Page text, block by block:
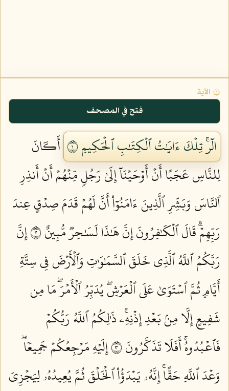
۞ الآية
فتح في المصحف
الٓرۚ تِلۡكَ ءَايَٰتُ ٱلۡكِتَٰبِ ٱلۡحَكِيمِ ١
أَكَانَ
لِلنَّاسِ عَجَبًا أَنۡ أَوۡحَيۡنَآ إِلَىٰ رَجُلٖ مِّنۡهُمۡ أَنۡ أَنذِرِ
ٱلنَّاسَ وَبَشِّرِ ٱلَّذِينَ ءَامَنُوٓاْ أَنَّ لَهُمۡ قَدَمَ صِدۡقٍ عِندَ
رَبِّهِمۡۗ قَالَ ٱلۡكَٰفِرُونَ إِنَّ هَٰذَا لَسَٰحِرٞ مُّبِينٌ ٢
إِنَّ
رَبَّكُمُ ٱللَّهُ ٱلَّذِي خَلَقَ ٱلسَّمَٰوَٰتِ وَٱلۡأَرۡضَ فِي سِتَّةِ
أَيَّامٖ ثُمَّ ٱسۡتَوَىٰ عَلَى ٱلۡعَرۡشِۖ يُدَبِّرُ ٱلۡأَمۡرَۖ مَا مِن
شَفِيعٍ إِلَّا مِنۢ بَعۡدِ إِذۡنِهِۦۚ ذَٰلِكُمُ ٱللَّهُ رَبُّكُمۡ
فَٱعۡبُدُوهُۚ أَفَلَا تَذَكَّرُونَ ٣
إِلَيۡهِ مَرۡجِعُكُمۡ جَمِيعٗاۖ
وَعۡدَ ٱللَّهِ حَقًّاۚ إِنَّهُۥ يَبۡدَؤُاْ ٱلۡخَلۡقَ ثُمَّ يُعِيدُهُۥ لِيَجۡزِيَ